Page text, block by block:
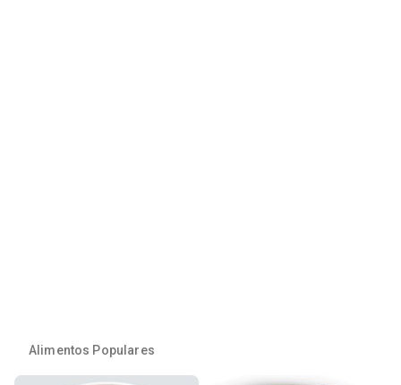
Alimentos Populares